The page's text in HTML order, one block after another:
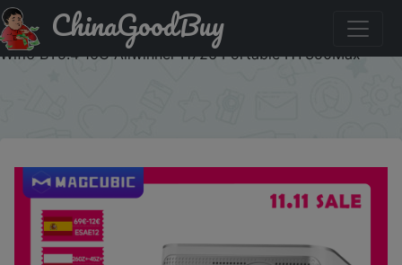
Придбати по знижці 11UA12 Magcubic 900ANSI Android
14 Projector Auto Focus Support 8K Native 1080P With
Wifi6 BT5.4 16G Allwinner H726 Portable HY350Max
ChinaGoodBuy